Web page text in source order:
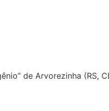
de Arvorezinha (RS,